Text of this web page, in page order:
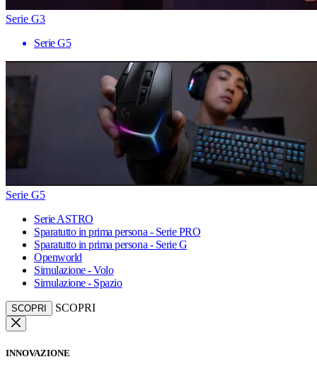
Serie G3
Serie G5
Serie G5
Serie ASTRO
Sparatutto in prima persona - Serie PRO
Sparatutto in prima persona - Serie G
Openworld
Simulazione - Volo
Simulazione - Spazio
SCOPRI SCOPRI
INNOVAZIONE